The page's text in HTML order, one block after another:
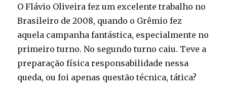
O Flávio Oliveira fez um excelente trabalho no
Brasileiro de 2008, quando o Grêmio fez
aquela campanha fantástica, especialmente no
primeiro turno. No segundo turno caiu. Teve a
preparação física responsabilidade nessa
queda, ou foi apenas questão técnica, tática?